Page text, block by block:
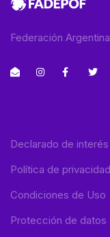
Federación
Declarado de interés
Política de privacidad
Condiciones de Uso
Protección de datos